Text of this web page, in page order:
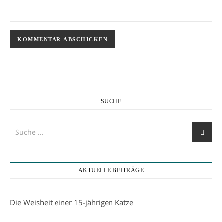
SUCHE
AKTUELLE BEITRÄGE
Die Weisheit einer 15-jährigen Katze